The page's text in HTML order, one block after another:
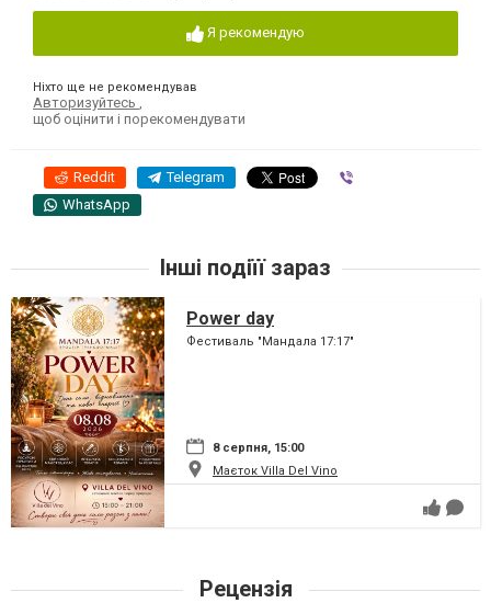
Я рекомендую
Ніхто ще не рекомендував
Авторизуйтесь
щоб оцінити і порекомендувати
Reddit Telegram
WhatsApp
Інші подіїї зараз
Power day
Фестиваль "Мандала 17:17"
8 серпня, 15:00
Маєток Villa Del Vino
Рецензія